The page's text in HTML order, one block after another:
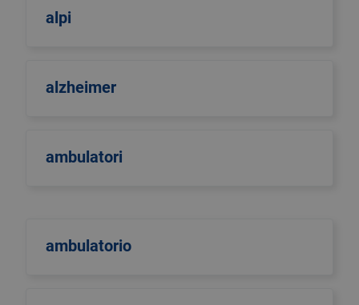
alpi
alzheimer
ambulatori
ambulatorio